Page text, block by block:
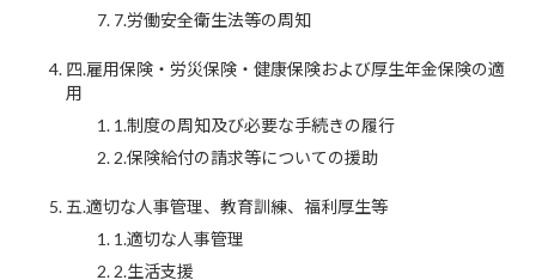
7.労働安全衛生法等の周知
四.雇用保険・労災保険・健康保険および厚生年金保険の適
用
1.制度の周知及び必要な手続きの履行
2.保険給付の請求等についての援助
五.適切な人事管理、教育訓練、福利厚生等
1.適切な人事管理
2.生活支援